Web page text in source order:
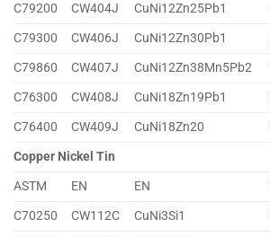
C79200
CW404J CuNi12Zn25Pb1
C79300
CW406J CuNi12Zn30Pb1
C79860
CW407J CuNi12Zn38Mn5Pb2
C76300
CW408J CuNi18Zn19Pb1
C76400
CW409J CuNi18Zn20
Copper Nickel Tin
ASTM
EN EN
C70250
CW112C CuNi3Si1